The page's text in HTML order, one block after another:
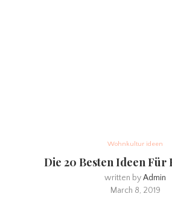
Wohnkultur ideen
Die 20 Besten Ideen Für
written byAdmin
March 8, 2019